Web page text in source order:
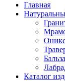
Главная
Каталог